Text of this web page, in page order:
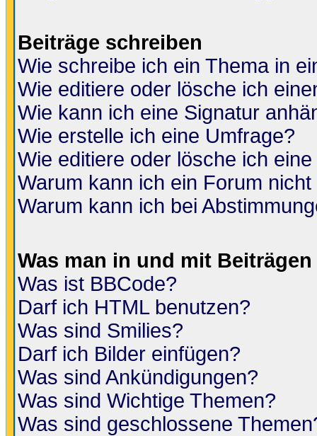
Beiträge schreiben
Wie schreibe ich ein Thema in
Wie editiere oder lösche ich
Wie kann ich eine Signatur
Wie erstelle ich eine Umfrage?
Wie editiere oder lösche ich
Warum kann ich ein Forum
Warum kann ich bei
Was man in und mit
Was ist BBCode?
Darf ich HTML benutzen?
Was sind Smilies?
Darf ich Bilder einfügen?
Was sind Ankündigungen?
Was sind Wichtige Themen?
Was sind geschlossene